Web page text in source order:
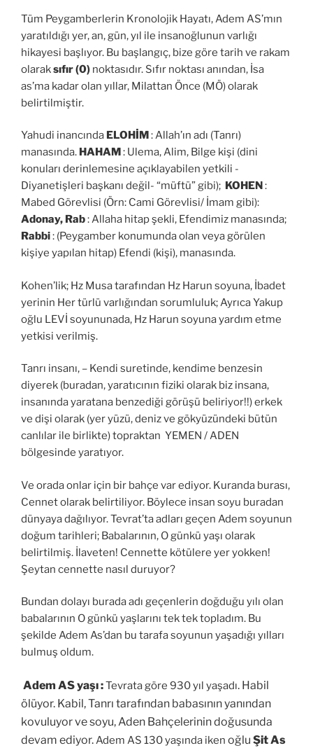
Tüm Peygamberlerin Kronolojik Hayatı, Adem AS’mın
yaratıldığı yer, an, gün, yıl ile insanoğlunun varlığı
hikayesi başlıyor. Bu başlangıç, bize göre tarih ve rakam
olaraksıfır(0) noktasıdır. Sıfır noktası anından, İsa
as’ma kadar olan yıllar, Milattan Önce (MÖ) olarak
belirtilmiştir.
Yahudi inancında ELOHİM : Allah’ın adı (Tanrı)
manasında. HAHAM : Ulema, Alim, Bilge kişi (dini
konuları derinlemesine açıklayabilen yetkili -
Diyanetişleri başkanı değil- “müftü” gibi); KOHEN :
Mabed Görevlisi (Örn: Cami Görevlisi/ İmam gibi):
Adonay, Rab: Allaha hitap şekli, Efendimiz manasında;
Rabbi: (Peygamber konumunda olan veya görülen
kişiye yapılan hitap) Efendi (kişi), manasında.
Kohen’lik; Hz Musa tarafından Hz Harun soyuna, İbadet
yerinin Her türlü varlığından sorumluluk; Ayrıca Yakup
oğlu LEVİ soyununada, Hz Harun soyuna yardım etme
yetkisi verilmiş.
Tanrı insanı, – Kendi suretinde, kendime benzesin
diyerek (buradan, yaratıcının fiziki olarak biz insana,
insanında yaratana benzediği görüşü beliriyor!!) erkek
ve dişi olarak (yer yüzü, deniz ve gökyüzündeki bütün
canlılar ile birlikte) topraktan YEMEN / ADEN
bölgesinde yaratıyor.
Ve orada onlar için bir bahçe var ediyor. Kuranda burası,
Cennet olarak belirtiliyor. Böylece insan soyu buradan
dünyaya dağılıyor. Tevrat’ta adları geçen Adem soyunun
doğum tarihleri; Babalarının, O günkü yaşı olarak
belirtilmiş. İlaveten! Cennette kötülere yer yokken!
Şeytan cennette nasıl duruyor?
Bundan dolayı burada adı geçenlerin doğduğu yılı olan
babalarının O günkü yaşlarını tek tek topladım. Bu
şekilde Adem As’dan bu tarafa soyunun yaşadığı yılları
bulmuş oldum.
Adem AS yaşı :Tevrata göre 930 yıl yaşadı. Habil
ölüyor. Kabil, Tanrı tarafından babasının yanından
kovuluyor ve soyu, Aden Bahçelerinin doğusunda
devam ediyor.Adem AS 130 yaşında iken oğlu Şit As